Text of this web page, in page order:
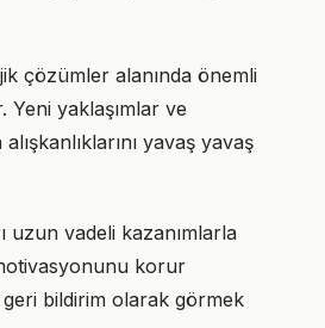
çözümler alanında önemli
Yeni yaklaşımlar ve
yavaş yavaş
uzun vadeli kazanımlarla
korur
geri bildirim olarak görmek